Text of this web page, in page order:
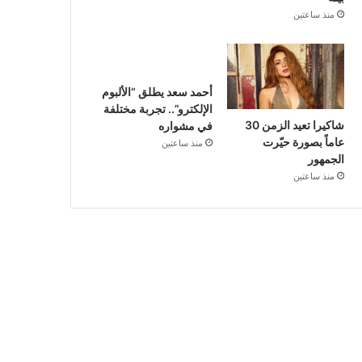
منذ ساعتين
شاكيرا تعيد الزمن 30
عاماً بصورة حيّرت
الجمهور
منذ ساعتين
أحمد سعد يطلق “الألبوم
الإلكترو”.. تجربة مختلفة
في مشواره
منذ ساعتين